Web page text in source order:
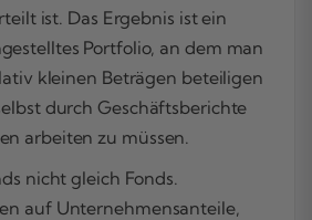
ist. Das Ergebnis ist ein
Portfolio, an dem man
kleinen Beträgen beteiligen
durch Geschäftsberichte
arbeiten zu müssen.
nicht gleich Fonds.
auf Unternehmensanteile,